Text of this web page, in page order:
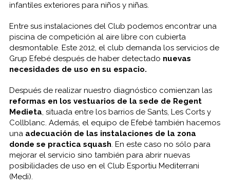
infantiles exteriores para niños y niñas.
Entre sus instalaciones del Club podemos encontrar una
piscina de competición al aire libre con cubierta
desmontable. Este 2012, el club demanda los servicios de
Grup Efebé después de haber detectado nuevas
necesidades de uso en su espacio.
Después de realizar nuestro diagnóstico comienzan las
reformas en los vestuarios de la sede de Regent
Medieta, situada entre los barrios de Sants, Les Corts y
Collblanc. Además, el equipo de Efebé también hacemos
una adecuación de las instalaciones de la zona
donde se practica squash. En este caso no sólo para
mejorar el servicio sino también para abrir nuevas
posibilidades de uso en el Club Esportiu Mediterrani
(Medi).